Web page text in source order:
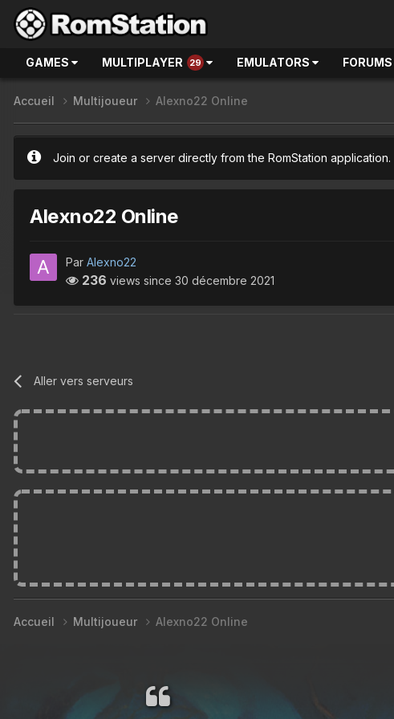
GAMES MULTIPLAYER 29 EMULATORS FORUMS
Accueil Multijoueur Alexno22 Online
Join or create a server directly from the RomStation application.
Alexno22 Online
Par Alexno22
236 views since 30 décembre 2021
Aller vers serveurs
Accueil Multijoueur Alexno22 Online